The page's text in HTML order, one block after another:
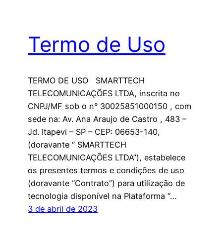
Termo de Uso
TERMO DE USO SMARTTECH
TELECOMUNICAÇÕES LTDA, inscrita no
CNPJ/MF sob o n° 30025851000150 , com
sede na: Av. Ana Araujo de Castro , 483 –
Jd. Itapevi – SP – CEP: 06653-140,
(doravante “ SMARTTECH
TELECOMUNICAÇÕES LTDA”), estabelece
os presentes termos e condições de uso
(doravante “Contrato”) para utilização de
tecnologia disponível na Plataforma “…
3 de abril de 2023